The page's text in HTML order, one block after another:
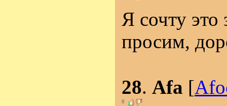
Я сочту это
просим,
28. Afa [
0